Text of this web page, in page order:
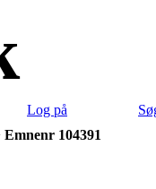
Log på
Emnenr 104391